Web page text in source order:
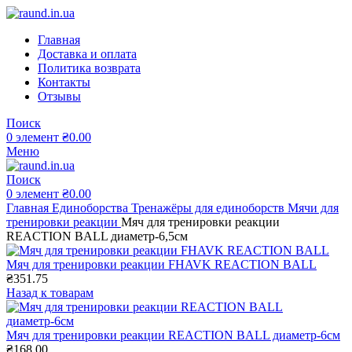
Главная
Доставка и оплата
Политика возврата
Контакты
Отзывы
Поиск
0 элемент ₴0.00
Меню
Поиск
0 элемент ₴0.00
Главная Единоборства Тренажёры для единоборств Мячи для
тренировки реакции Мяч для тренировки реакции
REACTION BALL диаметр-6,5см
Мяч для тренировки реакции FHAVK REACTION BALL
₴351.75
Назад к товарам
Мяч для тренировки реакции REACTION BALL диаметр-6см
₴168.00